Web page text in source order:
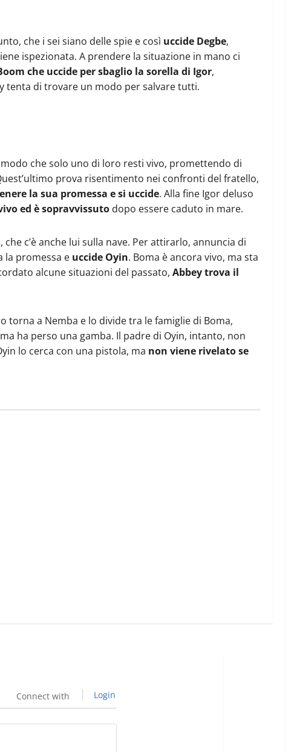
che i sei siano delle spie e così uccide Degbe,
ispezionata. A prendere la situazione in mano ci
che uccide per sbaglio la sorella di Igor,
tenta di trovare un modo per salvare tutti.
che solo uno di loro resti vivo, promettendo di
prova risentimento nei confronti del fratello,
la sua promessa e si uccide. Alla fine Igor deluso
ed è sopravvissuto dopo essere caduto in mare.
c’è anche lui sulla nave. Per attirarlo, annuncia di
la promessa e uccide Oyin. Boma è ancora vivo, ma sta
alcune situazioni del passato, Abbey trova il
torna a Nemba e lo divide tra le famiglie di Boma,
ha perso una gamba. Il padre di Oyin, intanto, non
lo cerca con una pistola, ma non viene rivelato se
Connect with Login